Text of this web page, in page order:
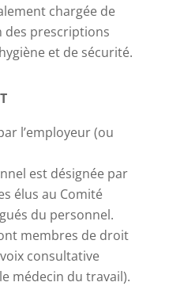
chargée de
des prescriptions
et de sécurité.
l’employeur (ou
est désignée par
élus au Comité
du personnel.
membres de droit
voix consultative
médecin du travail).